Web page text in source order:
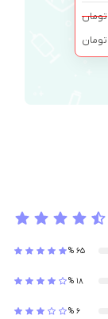
تومان
تومان
65
%
18
%
6
%